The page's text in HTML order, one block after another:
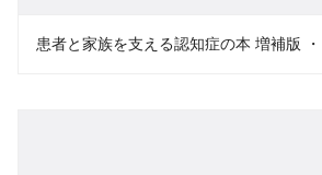
患者と家族を支える認知症の本 増補版